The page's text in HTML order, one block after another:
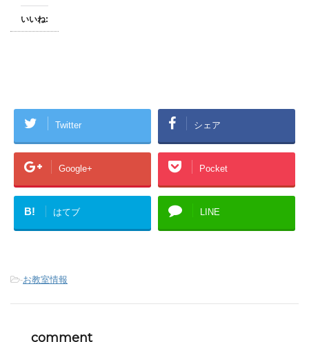
いいね:
Twitter シェア
Google+ Pocket
B! はてブ LINE
-お教室情報
comment